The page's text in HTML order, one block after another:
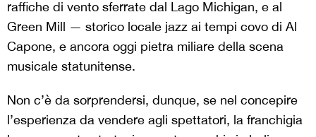
raffiche di vento sferrate dal Lago Michigan, e al
Green Mill — storico locale jazz ai tempi covo di Al
Capone, e ancora oggi pietra miliare della scena
musicale statunitense.
Non c’è da sorprendersi, dunque, se nel concepire
l’esperienza da vendere agli spettatori, la franchigia